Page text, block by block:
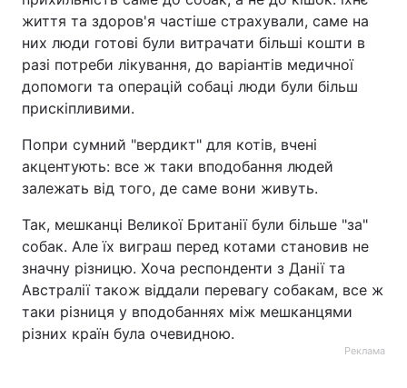
життя та здоров'я частіше страхували, саме на
них люди готові були витрачати більші кошти в
разі потреби лікування, до варіантів медичної
допомоги та операцій собаці люди були більш
прискіпливими.
Попри сумний "вердикт" для котів, вчені
акцентують: все ж таки вподобання людей
залежать від того, де саме вони живуть.
Так, мешканці Великої Британії були більше "за"
собак. Але їх виграш перед котами становив не
значну різницю. Хоча респонденти з Данії та
Австралії також віддали перевагу собакам, все ж
таки різниця у вподобаннях між мешканцями
різних країн була очевидною.
Реклама